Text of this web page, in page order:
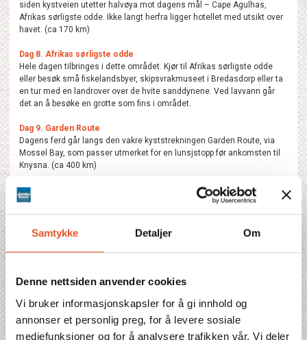
Samtykke Detaljer Om
Denne nettsiden anvender cookies
Vi bruker informasjonskapsler for å gi innhold og
annonser et personlig preg, for å levere sosiale
mediefunksjoner og for å analysere trafikken vår. Vi deler
siden kystveien utetter halvøya mot dagens mål – Cape Agulhas,
Afrikas sørligste odde. Ikke langt herfra ligger hotellet med utsikt over
havet. (ca 170 km)
Dag 8. Afrikas sørligste odde
Hele dagen tilbringes i dette området. Kjør til Afrikas sørligste odde
eller besøk små fiskelandsbyer, skipsvrakmuseet i Bredasdorp eller ta
en tur med en landrover over de hvite sanddynene. Ved lavvann går
det an å besøke en grotte som fins i området.
Dag 9. Garden Route
Dagens ferd går langs den vakre kyststrekningen Garden Route, via
Mossel Bay, som passer utmerket for en lunsjstopp før ankomsten til
Knysna. (ca 400 km)
Dag 10. Knysnas omgivelser
Ta en heldagstur gjennom de mektige fjellpassene til Oudtshoorn, der
mesteparten av landets strutseoppdrett foregår. Et forslag er å ta veien
gjennom Robinsonpasset på reisen bort og gjennom Outeniquapasset
på tilbaketuren. Lunsj kan nytes på en av de mange strutsefarmene og
et besøk i de berømte Cangogrottene er obligatorisk. Er det barn med i
Tidlig avreise til flyplassen i George der leiebilen leveres. Fly til
Johannesburg og etter flybytte videre til Mpumalangas flyplass der en
ny leiebil venter. Fra flyplassen er det en kort kjøretur til det trivelige
hotellet. (Knysna-George ca 65 km, Mpumalanga-Hazyview ca 35 km)